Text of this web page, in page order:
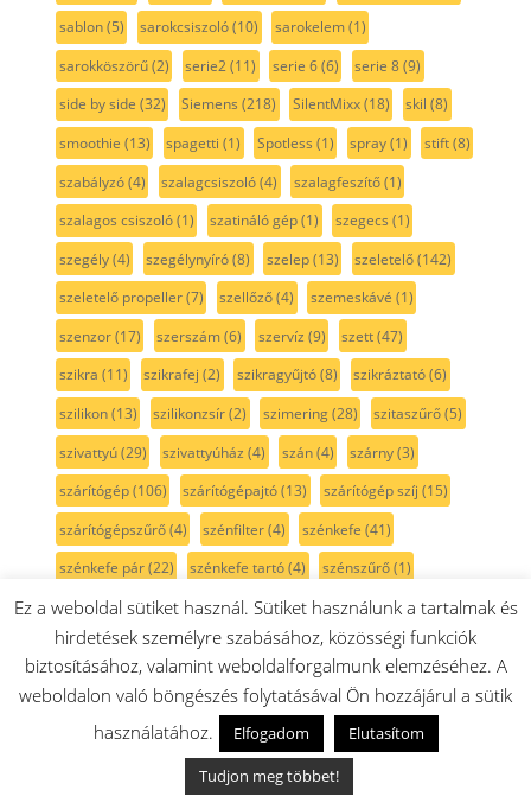
sablon(5) sarokcsiszoló(10) sarokelem(1)
sarokköszörű(2) serie2(11) serie 6(6) serie 8(9)
side by side (32) Siemens (218) SilentMixx(18) skil (8)
smoothie (13) spagetti (1) Spotless (1) spray(1) stift(8)
szabályzó(4) szalagcsiszoló(4) szalagfeszítő(1)
szalagos csiszoló(1) szatináló gép(1) szegecs (1)
szegély(4) szegélynyíró(8) szelep(13) szeletelő(142)
szeletelő propeller(7) szellőző(4) szemeskávé (1)
szenzor(17) szerszám(6) szervíz (9) szett(47)
szikra (11) szikrafej (2) szikragyűjtó(8) szikráztató(6)
szilikon(13) szilikonzsír(2) szimering(28) szitaszűrő(5)
szivattyú(29) szivattyúház (4) szán(4) szárny(3)
szárítógép(106) szárítógépajtó(13) szárítógép szíj (15)
szárítógépszűrő(4) szénfilter(4) szénkefe (41)
szénkefe pár(22) szénkefe tartó(4) szénszűrő(1)
Szíj(25) szíjfeszítő(3) színtelen(10) szívócső(7)
szívófej(92) szórófej(3) szórókar(9) szögcsiszoló(1)
szögfúró
(1) szögpolírozó (1) szöszszedő(3)
szöszszűrő
(5) szürke (36) szűkítő szűrő
(175)
sárga(3) sín(5) sótartály
sütemény kinyomó(3)
Ez a weboldal sütiket használ. Sütiket használunk a tartalmak és
hirdetések személyre szabásához, közösségi funkciók
biztosításához, valamint weboldalforgalmunk elemzéséhez. A
weboldalon való böngészés folytatásával Ön hozzájárul a sütik
használatához.
Elfogadom
Elutasítom
Tudjon meg többet!